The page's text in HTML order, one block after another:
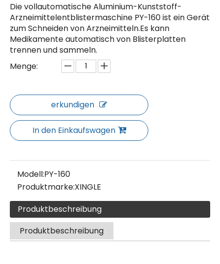
Die vollautomatische Aluminium-Kunststoff-
Arzneimittelentblistermaschine PY-160 ist ein Gerät
zum Schneiden von Arzneimitteln.Es kann
Medikamente automatisch von Blisterplatten
trennen und sammeln.
Menge:
erkundigen
In den Einkaufswagen
Modell:PY-160
Produktmarke:XINGLE
Produktbeschreibung
Produktbeschreibung